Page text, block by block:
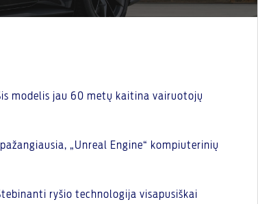
modelis jau 60 metų kaitina vairuotojų
„Unreal Engine“ kompiuterinių
ryšio technologija visapusiškai